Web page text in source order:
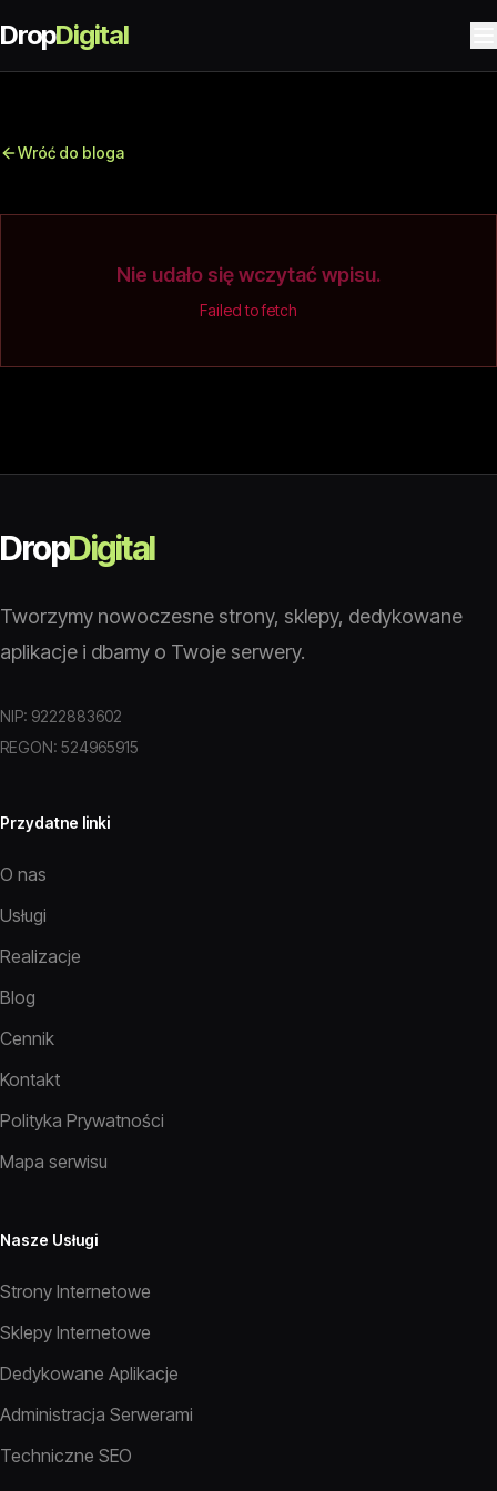
DropDigital
Wróć do bloga
Nie udało się wczytać wpisu.
Failed to fetch
DropDigital
Tworzymy nowoczesne strony, sklepy, dedykowane
aplikacje i dbamy o Twoje serwery.
NIP: 9222883602
REGON: 524965915
Przydatne linki
O nas
Usługi
Realizacje
Blog
Cennik
Kontakt
Polityka Prywatności
Mapa serwisu
Nasze Usługi
Strony Internetowe
Sklepy Internetowe
Dedykowane Aplikacje
Administracja Serwerami
Techniczne SEO